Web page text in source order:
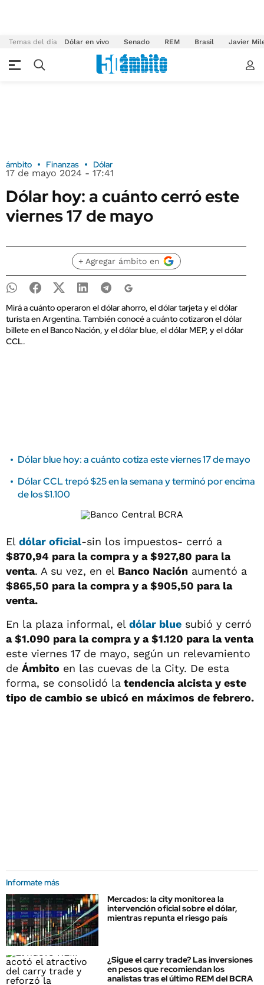
Temas del día Dólar en vivo Senado REM Brasil Javier
ámbito Finanzas Dólar
17 de mayo 2024 - 17:41
Dólar hoy: a cuánto cerró este
viernes 17 de mayo
+ Agregar ámbito en
Mirá a cuánto operaron el dólar ahorro, el dólar tarjeta y el dólar
turista en Argentina. También conocé a cuánto cotizaron el dólar
billete en el Banco Nación, y el dólar blue, el dólar MEP, y el dólar
CCL.
Dólar blue hoy: a cuánto cotiza este viernes 17 de mayo
Dólar CCL trepó $25 en la semana y terminó por encima
de los $1.100
El dólar oficial-sin los impuestos- cerró a
$870,94 para la compra y a $927,80 para la
venta. A su vez, en el Banco Nación aumentó a
$865,50 para la compra y a $905,50 para la
venta.
En la plaza informal, el dólar blue subió y cerró
a $1.090 para la compra y a $1.120 para la venta
este viernes 17 de mayo, según un relevamiento
de Ámbito en las cuevas de la City. De esta
forma, se consolidó la tendencia alcista y este
tipo de cambio se ubicó en máximos de febrero.
Informate más
Mercados: la city monitorea la
intervención oficial sobre el dólar,
mientras repunta el riesgo país
¿Sigue el carry trade? Las inversiones
en pesos que recomiendan los
analistas tras el último REM del BCRA